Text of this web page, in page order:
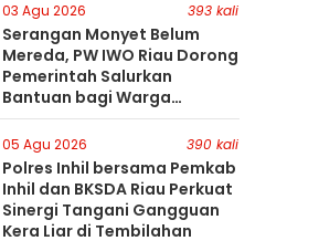
03 Agu 2026 393 kali
Serangan Monyet Belum
Mereda, PW IWO Riau Dorong
Pemerintah Salurkan
Bantuan bagi Warga
Terdampak
05 Agu 2026 390 kali
Polres Inhil bersama Pemkab
Inhil dan BKSDA Riau Perkuat
Sinergi Tangani Gangguan
Kera Liar di Tembilahan